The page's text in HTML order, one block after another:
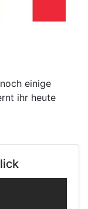
einige
ihr heute